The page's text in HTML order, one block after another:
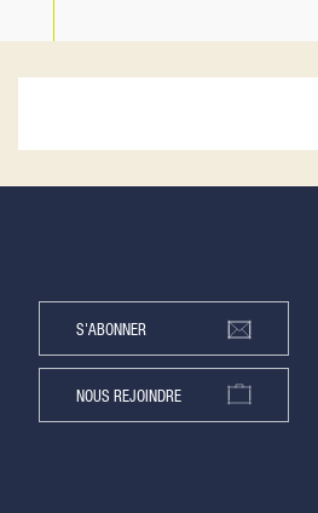
S'ABONNER
NOUS REJOINDRE